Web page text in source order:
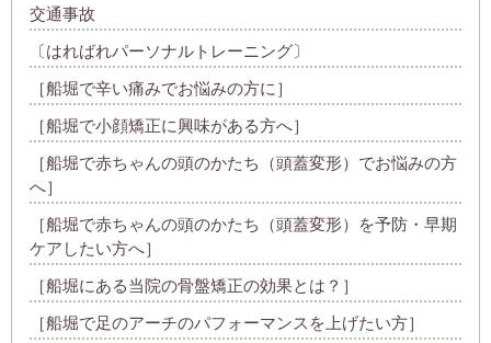
交通事故
〔はればれパーソナルトレーニング〕
［船堀で辛い痛みでお悩みの方に］
［船堀で小顔矯正に興味がある方へ］
［船堀で赤ちゃんの頭のかたち（頭蓋変形）でお悩みの方
へ］
［船堀で赤ちゃんの頭のかたち（頭蓋変形）を予防・早期
ケアしたい方へ］
［船堀にある当院の骨盤矯正の効果とは？］
［船堀で足のアーチのパフォーマンスを上げたい方］